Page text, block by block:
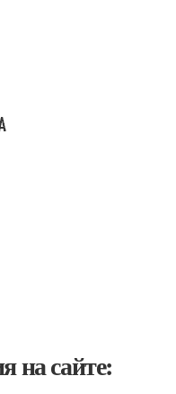
на сайте: